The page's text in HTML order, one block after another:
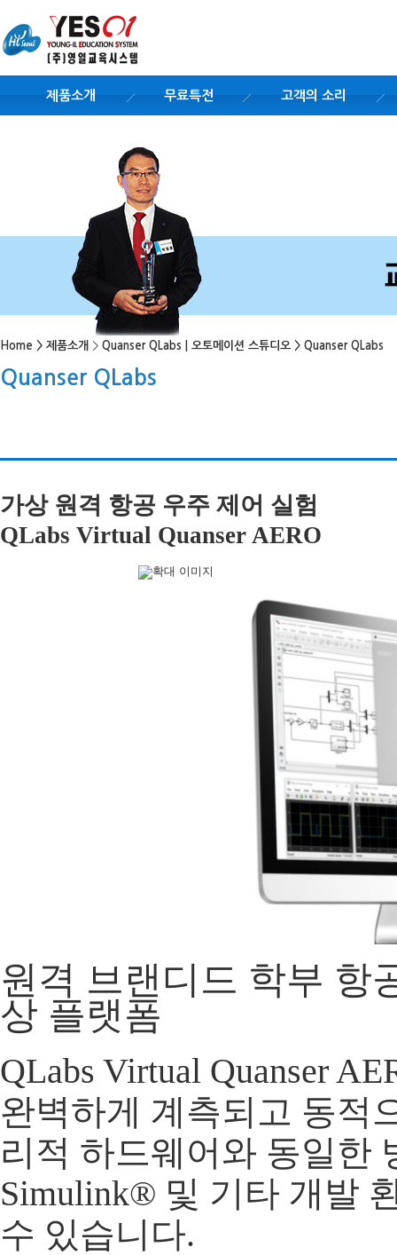
제품소개 무료특전 고객의 소리
Home > 제품소개 > Quanser QLabs | 오토메이션 스튜디오 > Quanser QLabs
Quanser QLabs
가상 원격 항공 우주 제어 실험
QLabs Virtual Quanser AERO
원격 브랜디드 학부 항
상 플랫폼
QLabs Virtual Quanser
완벽하게 계측되고 동적
리적 하드웨어와 동일한
Simulink® 및 기타 개발
수 있습니다.